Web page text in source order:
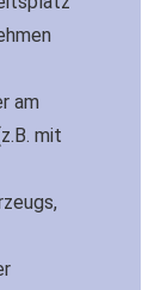
am
mit